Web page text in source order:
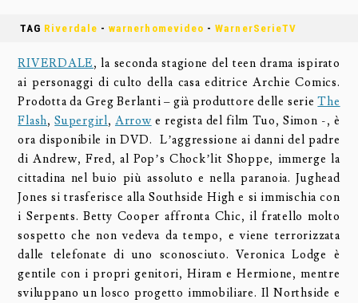
TAG Riverdale -warnerhomevideo -WarnerSerieTV
RIVERDALE, la seconda stagione del teen drama ispirato
ai personaggi di culto della casa editrice Archie Comics.
Prodotta da Greg Berlanti – già produttore delle serieThe
Flash,Supergirl, Arrow e regista del film Tuo, Simon -, è
ora disponibile in DVD. L’aggressione ai danni del padre
di Andrew, Fred, al Pop’s Chock’lit Shoppe, immerge la
cittadina nel buio più assoluto e nella paranoia. Jughead
Jones si trasferisce alla Southside High e si immischia con
i Serpents. Betty Cooper affronta Chic, il fratello molto
sospetto che non vedeva da tempo, e viene terrorizzata
dalle telefonate di uno sconosciuto. Veronica Lodge è
gentile con i propri genitori, Hiram e Hermione, mentre
sviluppano un losco progetto immobiliare. Il Northside e